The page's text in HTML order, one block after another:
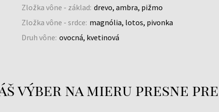
Zložka vône - základ: drevo, ambra, pižmo
Zložka vône - srdce: magnólia, lotos, pivonka
Druh vône: ovocná, kvetinová
výber na mieru presne